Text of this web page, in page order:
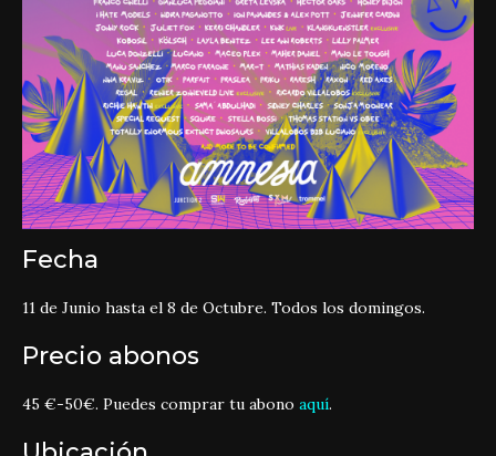
Fecha
11 de Junio hasta el 8 de Octubre. Todos los domingos.
Precio abonos
45 €-50€. Puedes comprar tu abono aquí.